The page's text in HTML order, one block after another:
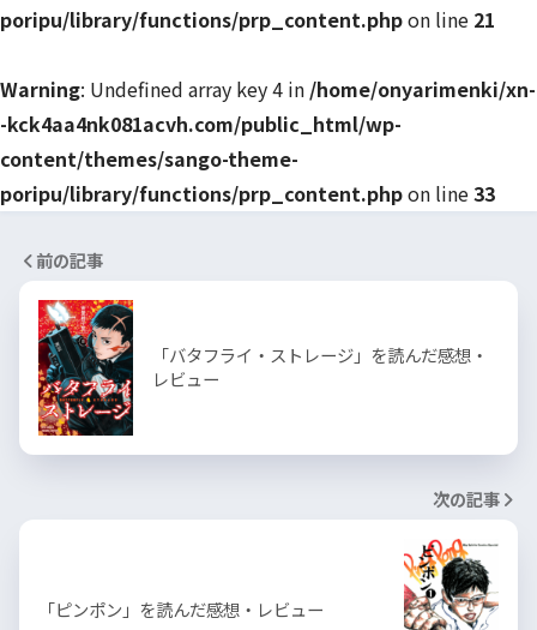
poripu/library/functions/prp_content.phpon line 21
Warning: Undefined array key 4 in /home/onyarimenki/xn-
-kck4aa4nk081acvh.com/public_html/wp-
content/themes/sango-theme-
poripu/library/functions/prp_content.phpon line33
前の記事
「バタフライ・ストレージ」を読んだ感想・
レビュー
次の記事
「ピンポン」を読んだ感想・レビュー